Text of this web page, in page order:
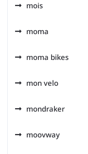
mois
moma
moma bikes
mon velo
mondraker
moovway